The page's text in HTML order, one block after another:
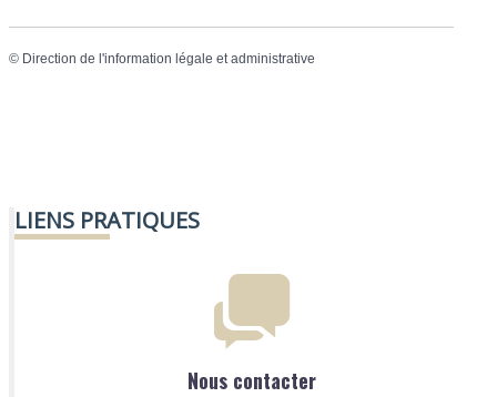
© Direction de l'information légale et administrative
LIENS PRATIQUES
Nous contacter